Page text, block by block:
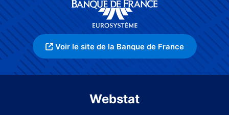
Voir le site de la Banque de France
Webstat